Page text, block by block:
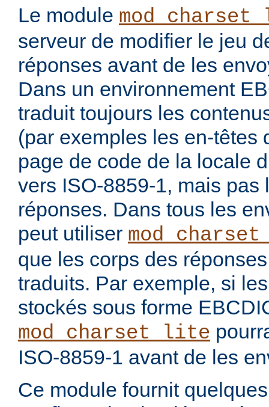
Le module
serveur de modifier le jeu
réponses avant de les
Dans un environnement
traduit toujours les
(par exemples les en-têtes
page de code de la locale
vers ISO-8859-1, mais pas
réponses. Dans tous les
peut utiliser
que les corps des
traduits. Par exemple, si
stockés sous forme
mod_charset_lite
ISO-8859-1 avant de les
Ce module fournit